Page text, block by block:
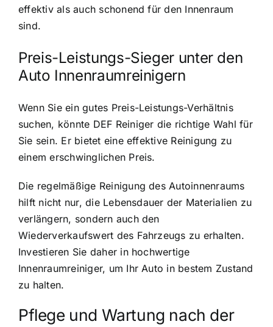
effektiv als auch schonend für den Innenraum
sind.
Preis-Leistungs-Sieger unter den
Auto Innenraumreinigern
Wenn Sie ein gutes Preis-Leistungs-Verhältnis
suchen, könnte DEF Reiniger die richtige Wahl für
Sie sein. Er bietet eine effektive Reinigung zu
einem erschwinglichen Preis.
Die regelmäßige Reinigung des Autoinnenraums
hilft nicht nur, die Lebensdauer der Materialien zu
verlängern, sondern auch den
Wiederverkaufswert des Fahrzeugs zu erhalten.
Investieren Sie daher in hochwertige
Innenraumreiniger, um Ihr Auto in bestem Zustand
zu halten.
Pflege und Wartung nach der